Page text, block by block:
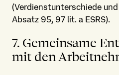
(Verdienst­unterschiede
Absatz 95, 97 lit. a ESRS).
7. Gemeinsame
mit den